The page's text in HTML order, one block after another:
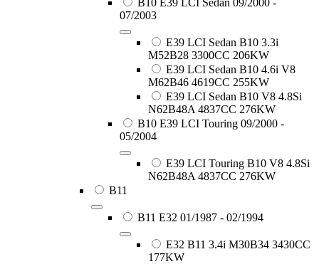
07/2003
E39 LCI Sedan B10 3.3i
M52B28 3300CC 206KW
E39 LCI Sedan B10 4.6i V8
M62B46 4619CC 255KW
E39 LCI Sedan B10 V8 4.8Si
N62B48A 4837CC 276KW
B10 E39 LCI Touring 09/2000 -
05/2004
E39 LCI Touring B10 V8 4.8Si
N62B48A 4837CC 276KW
B11
B11 E32 01/1987 - 02/1994
E32 B11 3.4i M30B34 3430CC
177KW